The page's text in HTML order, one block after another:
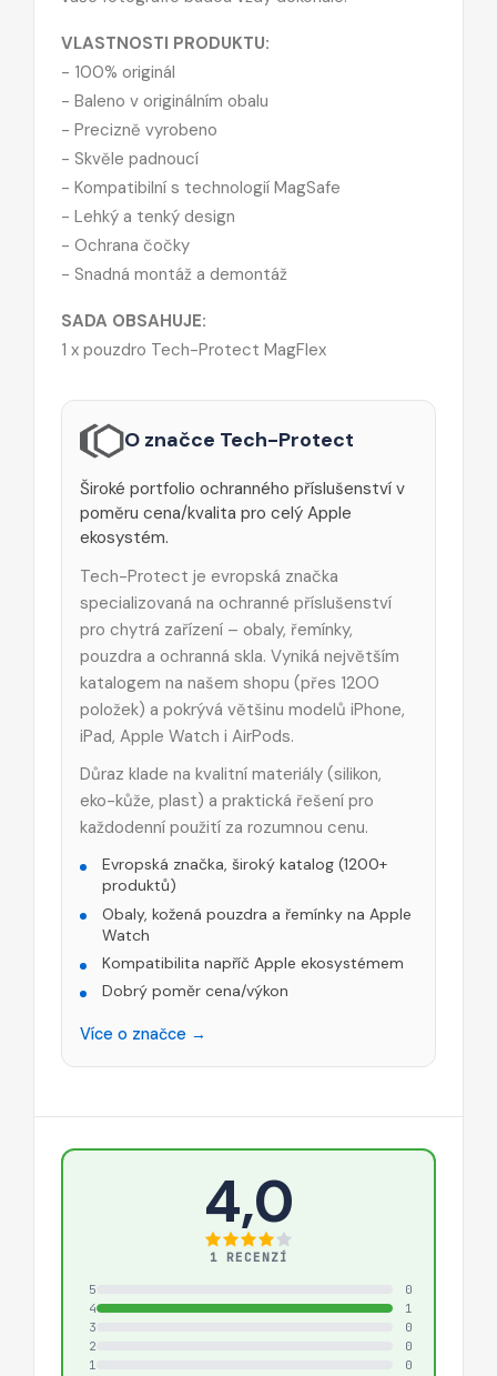
VLASTNOSTI PRODUKTU:
- 100% originál
- Baleno v originálním obalu
- Precizně vyrobeno
- Skvěle padnoucí
- Kompatibilní s technologií MagSafe
- Lehký a tenký design
- Ochrana čočky
- Snadná montáž a demontáž
SADA OBSAHUJE:
1 x pouzdro Tech-Protect MagFlex
O značce Tech-Protect
Široké portfolio ochranného příslušenství v
poměru cena/kvalita pro celý Apple
ekosystém.
Tech-Protect je evropská značka
specializovaná na ochranné příslušenství
pro chytrá zařízení – obaly, řemínky,
pouzdra a ochranná skla. Vyniká největším
katalogem na našem shopu (přes 1200
položek) a pokrývá většinu modelů iPhone,
iPad, Apple Watch i AirPods.
Důraz klade na kvalitní materiály (silikon,
eko-kůže, plast) a praktická řešení pro
každodenní použití za rozumnou cenu.
Evropská značka, široký katalog (1200+
produktů)
Obaly, kožená pouzdra a řemínky na Apple
Watch
Kompatibilita napříč Apple ekosystémem
Dobrý poměr cena/výkon
Více o značce →
4,0
1 RECENZÍ
5
0
4
1
3
0
2
0
1
0